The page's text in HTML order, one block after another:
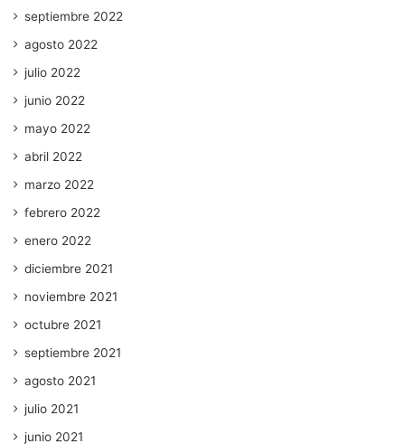
septiembre 2022
agosto 2022
julio 2022
junio 2022
mayo 2022
abril 2022
marzo 2022
febrero 2022
enero 2022
diciembre 2021
noviembre 2021
octubre 2021
septiembre 2021
agosto 2021
julio 2021
junio 2021